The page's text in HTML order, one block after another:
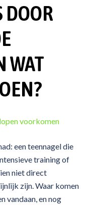
DOOR
WAT
een teennagel die
training of
niet direct
zijn. Waar komen
vandaan, en nog